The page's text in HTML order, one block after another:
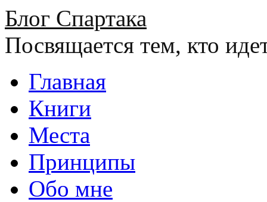
Блог Спартака
Посвящается тем, кто
Главная
Книги
Места
Принципы
Обо мне